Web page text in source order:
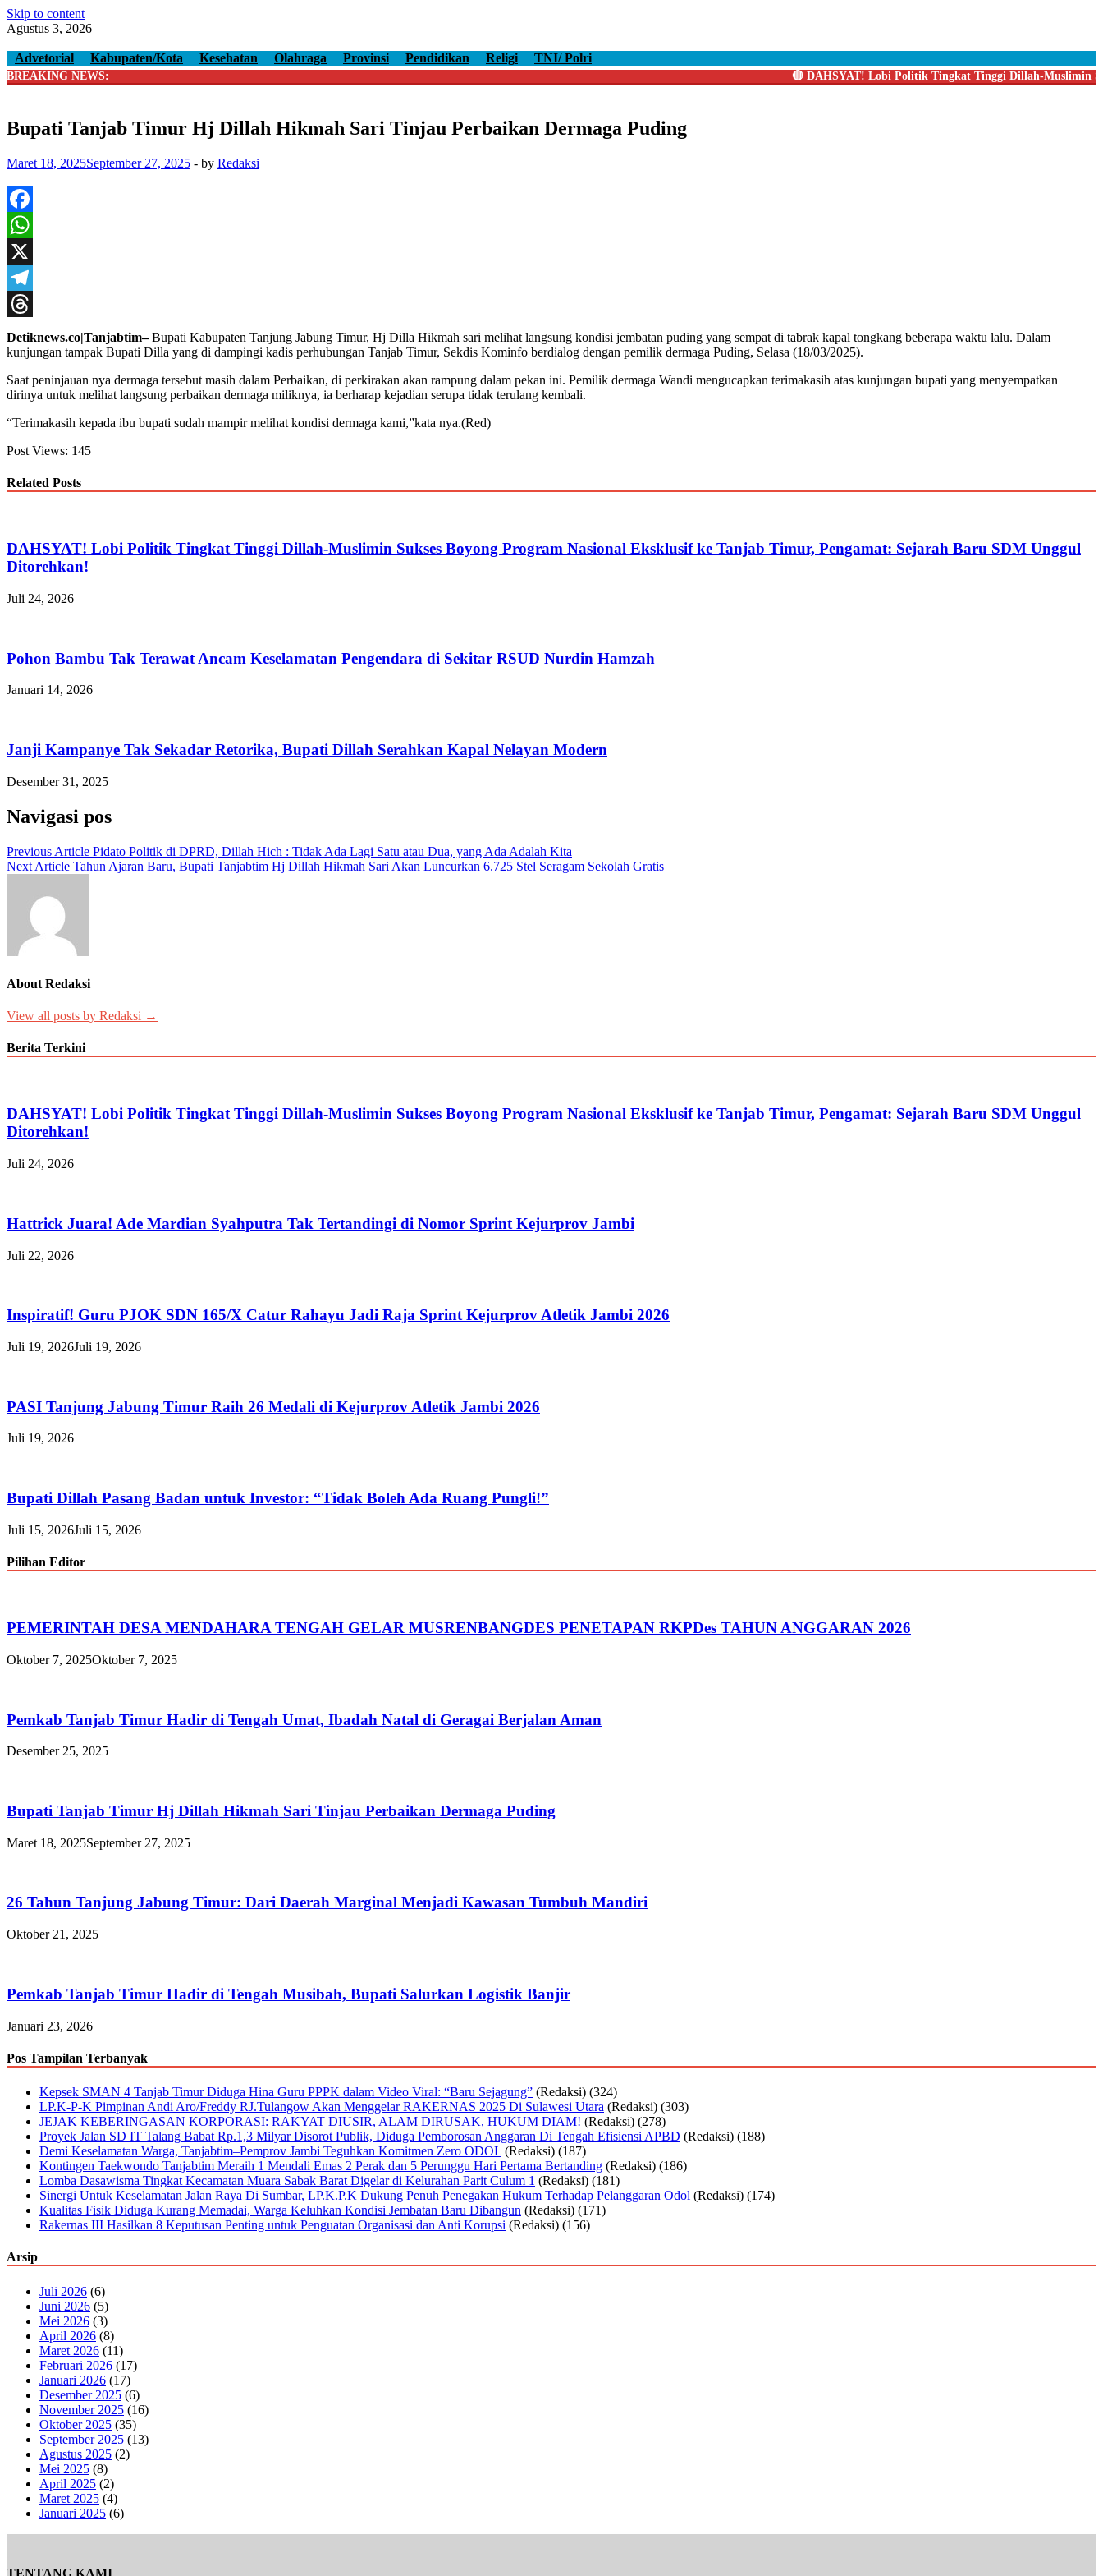
Skip to content
Agustus 3, 2026
Advetorial Kabupaten/Kota Kesehatan Olahraga Provinsi Pendidikan Religi TNI/ Polri
BREAKING NEWS: DAHSYAT! Lobi Politik Tingkat Tinggi Dillah-Muslimin
Bupati Tanjab Timur Hj Dillah Hikmah Sari Tinjau Perbaikan Dermaga Puding
Maret 18, 2025September 27, 2025 - by Redaksi
Facebook
WhatsApp
X
Telegram
Threads
Detiknews.co|Tanjabtim–Bupati Kabupaten Tanjung Jabung Timur, Hj Dilla Hikmah sari melihat langsung kondisi jembatan puding yang sempat di tabrak kapal tongkang beberapa waktu lalu. Dalam
kunjungan tampak Bupati Dilla yang di dampingi kadis perhubungan Tanjab Timur, Sekdis Kominfo berdialog dengan pemilik dermaga Puding, Selasa (18/03/2025).
Saat peninjauan nya dermaga tersebut masih dalam Perbaikan, di perkirakan akan rampung dalam pekan ini. Pemilik dermaga Wandi mengucapkan terimakasih atas kunjungan bupati yang menyempatkan
dirinya untuk melihat langsung perbaikan dermaga miliknya, ia berharap kejadian serupa tidak terulang kembali.
“Terimakasih kepada ibu bupati sudah mampir melihat kondisi dermaga kami,”kata nya.(Red)
Post Views: 145
Related Posts
DAHSYAT! Lobi Politik Tingkat Tinggi Dillah-Muslimin Sukses Boyong Program Nasional Eksklusif ke Tanjab Timur, Pengamat: Sejarah Baru SDM Unggul
Ditorehkan!
Juli 24, 2026
Pohon Bambu Tak Terawat Ancam Keselamatan Pengendara di Sekitar RSUD Nurdin Hamzah
Januari 14, 2026
Janji Kampanye Tak Sekadar Retorika, Bupati Dillah Serahkan Kapal Nelayan Modern
Desember 31, 2025
Navigasi pos
Previous Article Pidato Politik di DPRD, Dillah Hich : Tidak Ada Lagi Satu atau Dua, yang Ada Adalah Kita
Next Article Tahun Ajaran Baru, Bupati Tanjabtim Hj Dillah Hikmah Sari Akan Luncurkan 6.725 Stel Seragam Sekolah Gratis
About Redaksi
View all posts by Redaksi →
Berita Terkini
DAHSYAT! Lobi Politik Tingkat Tinggi Dillah-Muslimin Sukses Boyong Program Nasional Eksklusif ke Tanjab Timur, Pengamat: Sejarah Baru SDM Unggul
Ditorehkan!
Juli 24, 2026
Hattrick Juara! Ade Mardian Syahputra Tak Tertandingi di Nomor Sprint Kejurprov Jambi
Juli 22, 2026
Inspiratif! Guru PJOK SDN 165/X Catur Rahayu Jadi Raja Sprint Kejurprov Atletik Jambi 2026
Juli 19, 2026Juli 19, 2026
PASI Tanjung Jabung Timur Raih 26 Medali di Kejurprov Atletik Jambi 2026
Juli 19, 2026
Bupati Dillah Pasang Badan untuk Investor: “Tidak Boleh Ada Ruang Pungli!”
Juli 15, 2026Juli 15, 2026
Pilihan Editor
PEMERINTAH DESA MENDAHARA TENGAH GELAR MUSRENBANGDES PENETAPAN RKPDes TAHUN ANGGARAN 2026
Oktober 7, 2025Oktober 7, 2025
Pemkab Tanjab Timur Hadir di Tengah Umat, Ibadah Natal di Geragai Berjalan Aman
Desember 25, 2025
Bupati Tanjab Timur Hj Dillah Hikmah Sari Tinjau Perbaikan Dermaga Puding
Maret 18, 2025September 27, 2025
26 Tahun Tanjung Jabung Timur: Dari Daerah Marginal Menjadi Kawasan Tumbuh Mandiri
Oktober 21, 2025
Pemkab Tanjab Timur Hadir di Tengah Musibah, Bupati Salurkan Logistik Banjir
Januari 23, 2026
Pos Tampilan Terbanyak
Kepsek SMAN 4 Tanjab Timur Diduga Hina Guru PPPK dalam Video Viral: “Baru Sejagung” (Redaksi) (324)
LP.K-P-K Pimpinan Andi Aro/Freddy RJ.Tulangow Akan Menggelar RAKERNAS 2025 Di Sulawesi Utara (Redaksi) (303)
JEJAK KEBERINGASAN KORPORASI: RAKYAT DIUSIR, ALAM DIRUSAK, HUKUM DIAM! (Redaksi) (278)
Proyek Jalan SD IT Talang Babat Rp.1,3 Milyar Disorot Publik, Diduga Pemborosan Anggaran Di Tengah Efisiensi APBD (Redaksi) (188)
Demi Keselamatan Warga, Tanjabtim–Pemprov Jambi Teguhkan Komitmen Zero ODOL (Redaksi) (187)
Kontingen Taekwondo Tanjabtim Meraih 1 Mendali Emas 2 Perak dan 5 Perunggu Hari Pertama Bertanding (Redaksi) (186)
Lomba Dasawisma Tingkat Kecamatan Muara Sabak Barat Digelar di Kelurahan Parit Culum 1 (Redaksi) (181)
Sinergi Untuk Keselamatan Jalan Raya Di Sumbar, LP.K.P.K Dukung Penuh Penegakan Hukum Terhadap Pelanggaran Odol (Redaksi) (174)
Kualitas Fisik Diduga Kurang Memadai, Warga Keluhkan Kondisi Jembatan Baru Dibangun (Redaksi) (171)
Rakernas III Hasilkan 8 Keputusan Penting untuk Penguatan Organisasi dan Anti Korupsi (Redaksi) (156)
Arsip
Juli 2026 (6)
Juni 2026 (5)
Mei 2026 (3)
April 2026 (8)
Maret 2026 (11)
Februari 2026 (17)
Januari 2026 (17)
Desember 2025 (6)
November 2025 (16)
Oktober 2025 (35)
September 2025 (13)
Agustus 2025 (2)
Mei 2025 (8)
April 2025 (2)
Maret 2025 (4)
Januari 2025 (6)
TENTANG KAMI